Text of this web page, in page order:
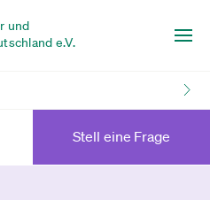
und
e.V.
Stell eine Frage